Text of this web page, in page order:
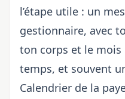
l’étape utile : un
gestionnaire, avec
ton corps et le mois
temps, et souvent
Calendrier de la